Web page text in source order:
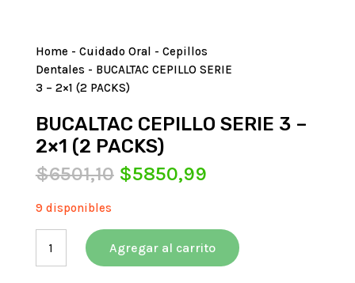
Home - Cuidado Oral - Cepillos
Dentales - BUCALTAC CEPILLO SERIE
3 – 2×1 (2 PACKS)
BUCALTAC CEPILLO SERIE 3 –
2×1 (2 PACKS)
$6501,10 El
era:
$6501,10.
$5850,99El
es:
$5850,99.
9 disponibles
BUCALTAC
CEPILLO
Agregar al carrito